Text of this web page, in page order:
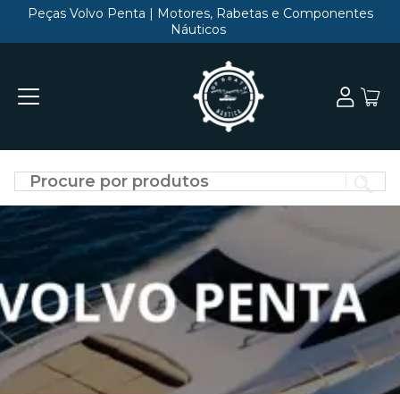
Peças Volvo Penta | Motores, Rabetas e Componentes
Náuticos
o